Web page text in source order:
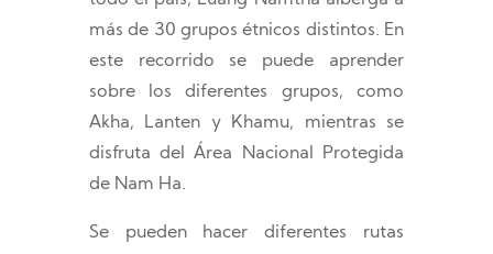
más de 30 grupos étnicos distintos. En
este recorrido se puede aprender
sobre los diferentes grupos, como
Akha, Lanten y Khamu, mientras se
disfruta del Área Nacional Protegida
de Nam Ha.
Se pueden hacer diferentes rutas